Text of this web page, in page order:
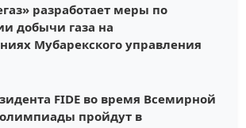
разработает меры по
добычи газа на
Мубарекского управления
FIDE во время Всемирной
пройдут в